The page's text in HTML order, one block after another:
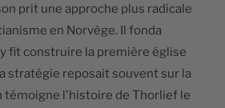
prit une approche plus radicale
en Norvège. Il fonda
fit construire la première église
stratégie reposait souvent sur la
témoigne l'histoire de Thorlief le